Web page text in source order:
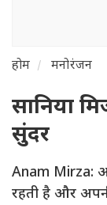
होम मनोरंजन
सानिया
सुंदर
Anam Mirza:
रहती है और